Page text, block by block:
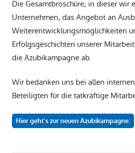
Die Gesamtbroschüre, in dieser wir
Unternehmen, das Angebot an
Weiterentwicklungsmöglichkeiten
Erfolgsgeschichten unserer
die Azubikampagne ab.
Wir bedanken uns bei allen
Beteiligten für die tatkräftige
Hier geht’s zur neuen Azubikampagne: